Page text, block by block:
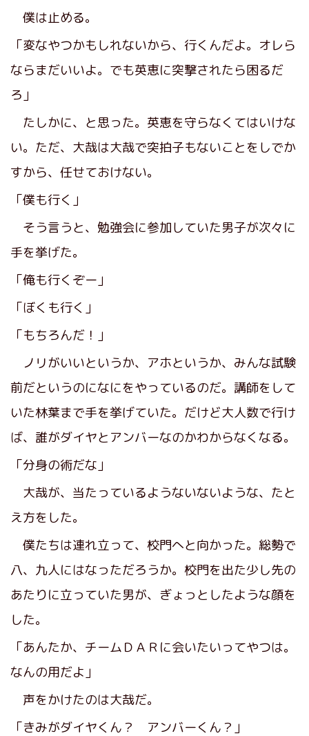
僕は止める。
「変なやつかもしれないから、行くんだよ。オレら
ならまだいいよ。でも英恵に突撃されたら困るだ
ろ」
たしかに、と思った。英恵を守らなくてはいけな
い。ただ、大哉は大哉で突拍子もないことをしでか
すから、任せておけない。
「僕も行く」
そう言うと、勉強会に参加していた男子が次々に
手を挙げた。
「俺も行くぞー」
「ぼくも行く」
「もちろんだ！」
ノリがいいというか、アホというか、みんな試験
前だというのになにをやっているのだ。講師をして
いた林葉まで手を挙げていた。だけど大人数で行け
ば、誰がダイヤとアンバーなのかわからなくなる。
「分身の術だな」
大哉が、当たっているようないないような、たと
え方をした。
僕たちは連れ立って、校門へと向かった。総勢で
八、九人にはなっただろうか。校門を出た少し先の
あたりに立っていた男が、ぎょっとしたような顔を
した。
「あんたか、チームＤＡＲに会いたいってやつは。
なんの用だよ」
声をかけたのは大哉だ。
「きみがダイヤくん？ アンバーくん？」